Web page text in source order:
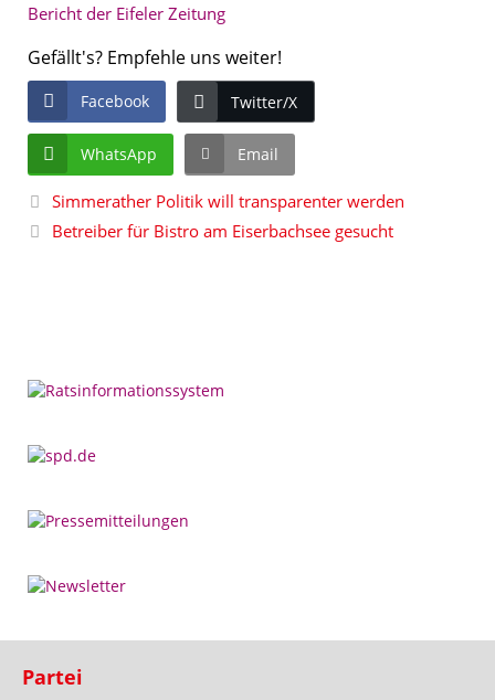
Bericht der Eifeler Zeitung
Gefällt's? Empfehle uns weiter!
Facebook Twitter/X
WhatsApp Email
Simmerather Politik will transparenter werden
Betreiber für Bistro am Eiserbachsee gesucht
Partei